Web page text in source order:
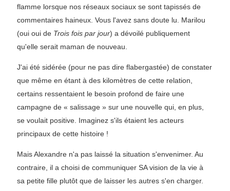
flamme lorsque nos réseaux sociaux se sont tapissés de
commentaires haineux. Vous l'avez sans doute lu. Marilou
(oui oui de Trois fois par jour) a dévoilé publiquement
qu'elle serait maman de nouveau.
J'ai été sidérée (pour ne pas dire flabergastée) de constater
que même en étant à des kilomètres de cette relation,
certains ressentaient le besoin profond de faire une
campagne de « salissage » sur une nouvelle qui, en plus,
se voulait positive. Imaginez s'ils étaient les acteurs
principaux de cette histoire !
Mais Alexandre n'a pas laissé la situation s'envenimer. Au
contraire, il a choisi de communiquer SA vision de la vie à
sa petite fille plutôt que de laisser les autres s'en charger.